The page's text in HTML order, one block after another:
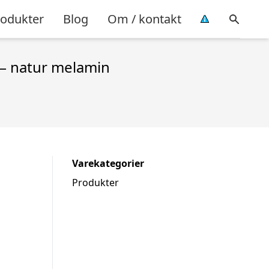
Blog Om / kontakt
natur melamin
Varekategorier
Produkter